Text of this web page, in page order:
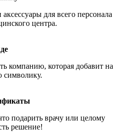
для всего персонала
центра.
компанию, которая добавит на
подарить врачу или целому
решение!